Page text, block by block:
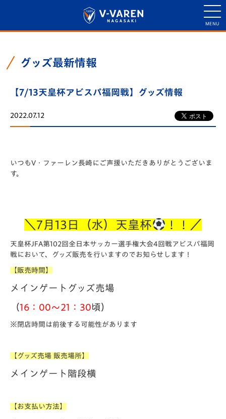
グッズ最新情報
【7/13天皇杯アビスパ福岡戦】グッズ情報
2022.07.12
いつもV・ファーレン長崎にご声援いただきありがとうございま
す。
＼7月13日（水）天皇杯 ！！／
天皇杯JFA第102回全日本サッカー選手権大会4回戦アビスパ福岡
戦において、グッズ販売を行いますのでお知らせします！
【販売時間】
メインゲートグッズ売場
（16：00～21：30頃）
※閉店時間は前後する可能性があります
【グッズ売場 販売場所】
メインゲート階段横
【お支払い方法】